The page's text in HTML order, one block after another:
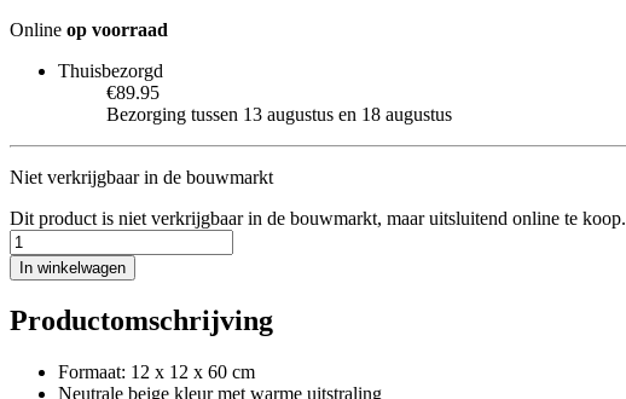
Online op voorraad
Thuisbezorgd
€89.95
Bezorging tussen 13 augustus en 18 augustus
Niet verkrijgbaar in de bouwmarkt
Dit product is niet verkrijgbaar in de bouwmarkt, maar uitsluitend online te koop.
In winkelwagen
Productomschrijving
Formaat: 12 x 12 x 60 cm
Neutrale beige kleur met warme uitstraling